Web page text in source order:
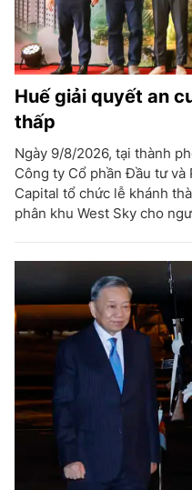
Huế giải quyết an
thấp
Ngày 9/8/2026, tại thành
Công ty Cổ phần Đầu tư
Capital tổ chức lễ khánh
phân khu West Sky cho